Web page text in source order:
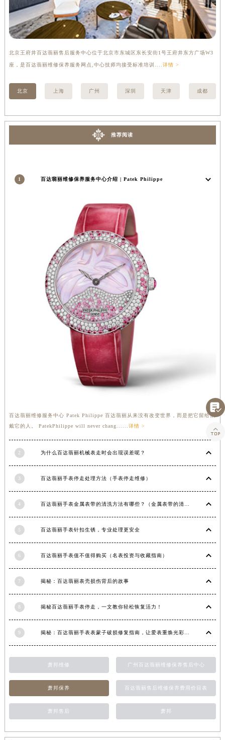
北京王府井百达翡丽售后服务中心位于北京市东城区东长安街1号王府井东方广场W3
座，是百达翡丽维修保养服务网点,中心技师均接受标准培训.... 详情 >
北京 上海 广州 深圳 天津 成都
推荐阅读
1 百达翡丽维修保养服务中心介绍 | Patek Philippe
百达翡丽维修服务中心 Patek Philippe 百达翡丽从来没有改变世界，而是把它留给佩
戴它的人。 PatekPhilippe will never chang......详情 >
2 为什么百达翡丽机械表走时会出现误差呢？
百达翡丽手表停走处理方法（手表停走维修）
4 百达翡丽手表金属表带的清洗方法有哪些？（金属表带的清洗）
5 百达翡丽手表针扣生锈，专业处理更安全
6 百达翡丽手表值不值得购买（名表投资与收藏指南）
7 揭秘：百达翡丽表壳损伤背后的故事
揭秘百达翡丽手表停走，一文教你轻松恢复活力！
9 揭秘：百达翡丽手表表蒙子破损修复指南，让爱表重焕光彩！
萧邦维修 广州百达翡丽维修保养售后中心
萧邦保养 百达翡丽售后维修保养费用价目表
萧邦售后 萧邦

